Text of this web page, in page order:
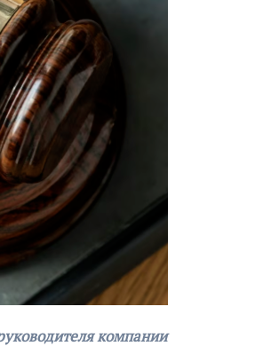
компании
бурана